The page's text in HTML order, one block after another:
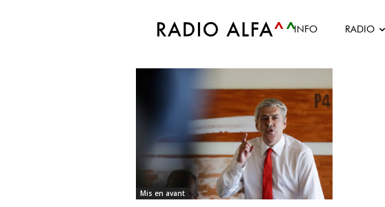
INFO RADIO
Accueil Tags Casa de Paris Sócrates
Tag: casa de Paris Sócrates
Mis en avant